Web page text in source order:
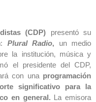
(CDP) presentó su
Plural Radio, un medio
la institución, música y
el presidente del CDP,
con una programación
significativo para la
en general. La emisora